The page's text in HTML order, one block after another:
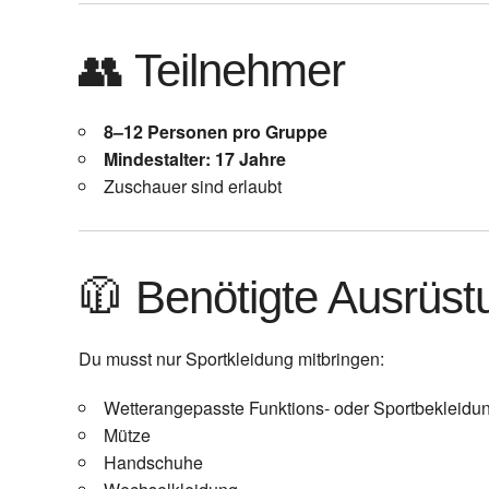
👥 Teilnehmer
8–12 Personen pro Gruppe
Mindestalter: 17 Jahre
Zuschauer sind erlaubt
🧥 Benötigte
Du musst nur Sportkleidung mitbringen:
Wetterangepasste Funktions- oder
Mütze
Handschuhe